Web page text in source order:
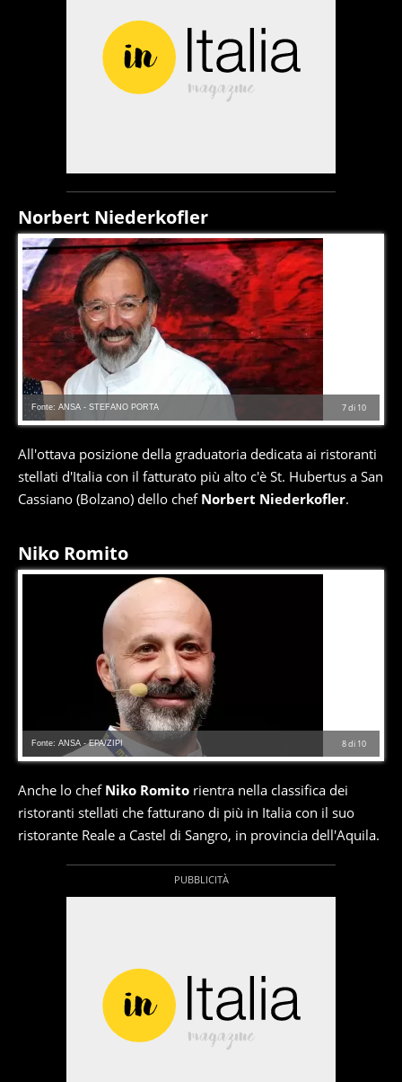
Norbert Niederkofler
7di 10
Fonte: ANSA - STEFANO PORTA
All'ottava posizione della graduatoria dedicata ai ristoranti
stellati d'Italia con il fatturato più alto c'è St. Hubertus a San
Cassiano (Bolzano) dello chef Norbert Niederkofler.
Niko Romito
8di 10
Fonte: ANSA - EPA/ZIPI
Anche lo chef Niko Romito rientra nella classifica dei
ristoranti stellati che fatturano di più in Italia con il suo
ristorante Reale a Castel di Sangro, in provincia dell'Aquila.